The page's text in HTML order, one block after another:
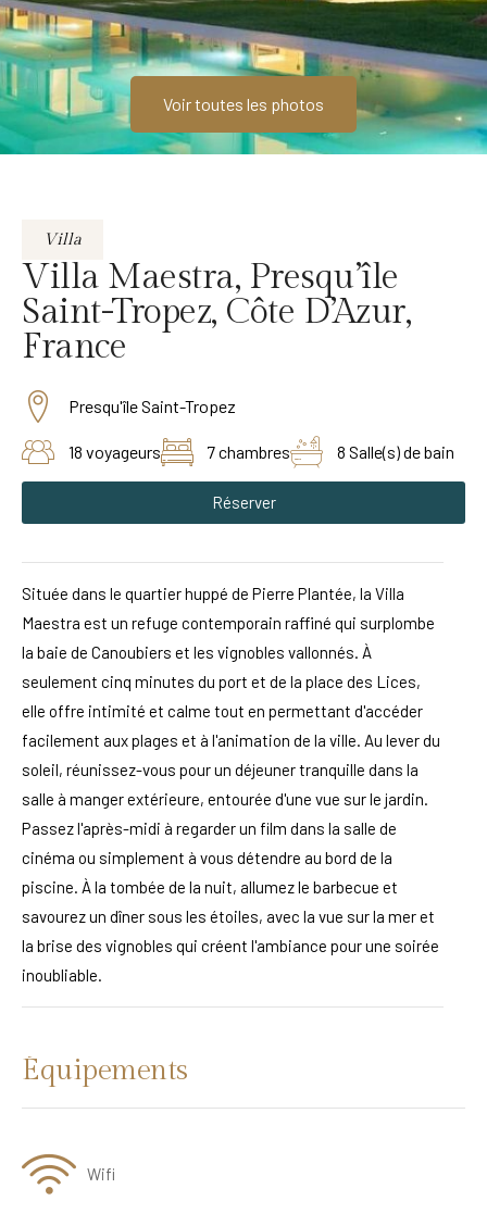
Voir toutes les photos
Villa
Villa Maestra, Presqu’île
Saint-Tropez, Côte D’Azur,
France
Presqu'île Saint-Tropez
18 voyageurs 7 chambres 8 Salle(s) de bain
Réserver
Située dans le quartier huppé de Pierre Plantée, la Villa
Maestra est un refuge contemporain raffiné qui surplombe
la baie de Canoubiers et les vignobles vallonnés. À
seulement cinq minutes du port et de la place des Lices,
elle offre intimité et calme tout en permettant d'accéder
facilement aux plages et à l'animation de la ville. Au lever du
soleil, réunissez-vous pour un déjeuner tranquille dans la
salle à manger extérieure, entourée d'une vue sur le jardin.
Passez l'après-midi à regarder un film dans la salle de
cinéma ou simplement à vous détendre au bord de la
piscine. À la tombée de la nuit, allumez le barbecue et
savourez un dîner sous les étoiles, avec la vue sur la mer et
la brise des vignobles qui créent l'ambiance pour une soirée
inoubliable.
Équipements
Wifi